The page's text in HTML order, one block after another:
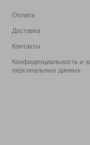
Оплата
Доставка
Контакты
Конфиденциальность и
персональных данных